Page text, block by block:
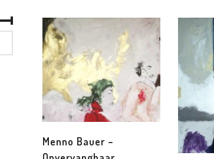
Menno Bauer –
prijs
prijs